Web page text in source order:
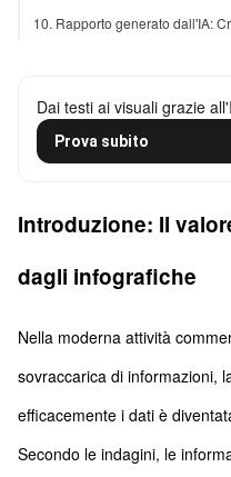
10. Rapporto generato dall'IA:
Dai testi ai visuali grazie
Prova subito
Introduzione: Il
dagli infografiche
Nella moderna attività
sovraccarica di informazioni,
efficacemente i dati è
Secondo le indagini, le